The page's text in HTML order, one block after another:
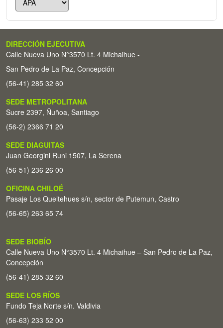
DIRECCIÓN EJECUTIVA
Calle Nueva Uno N°3570 Lt. 4 Michaihue -
San Pedro de La Paz, Concepción
(56-41) 285 32 60
SEDE METROPOLITANA
Sucre 2397, Ñuñoa, Santiago
(56-2) 2366 71 20
SEDE DIAGUITAS
Juan Georgini Runi 1507, La Serena
(56-51) 236 26 00
OFICINA CHILOÉ
Pasaje Los Queltehues s/n, sector de Putemun, Castro
(56-65) 263 65 74
SEDE BIOBÍO
Calle Nueva Uno N°3570 Lt. 4 Michaihue – San Pedro de La Paz,
Concepción
(56-41) 285 32 60
SEDE LOS RÍOS
Fundo Teja Norte s/n. Valdivia
(56-63) 233 52 00